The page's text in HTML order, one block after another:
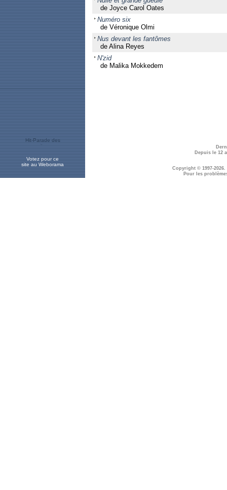
de Joyce Carol Oates
Numéro six
de Véronique Olmi
Nus devant les fantômes
de Alina Reyes
N'zid
de Malika Mokkedem
Votez pour ce
site au Weborama
Depuis le 12
Copyright © 1997-2026.
Pour les